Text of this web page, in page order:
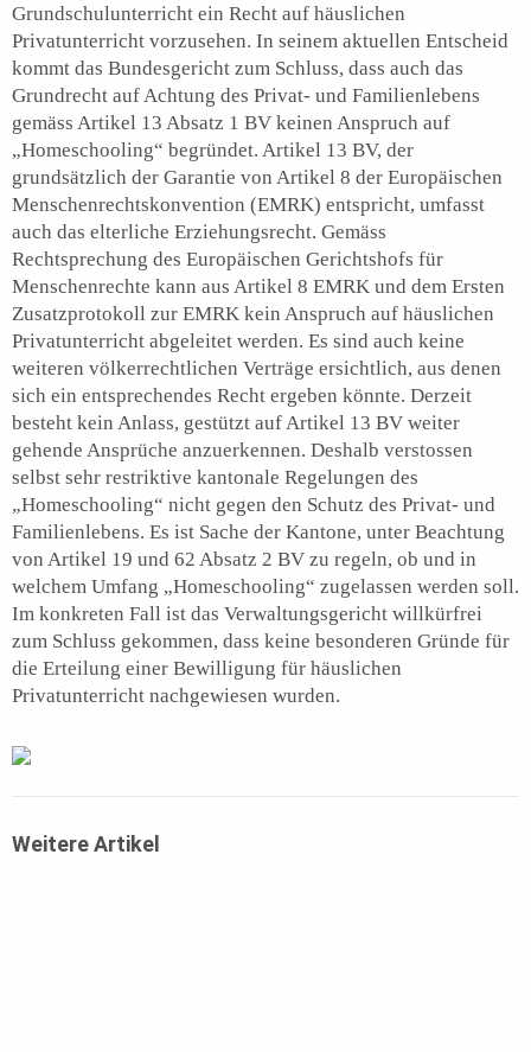
Grundschulunterricht ein Recht auf häuslichen
Privatunterricht vorzusehen. In seinem aktuellen Entscheid
kommt das Bundesgericht zum Schluss, dass auch das
Grundrecht auf Achtung des Privat- und Familienlebens
gemäss Artikel 13 Absatz 1 BV keinen Anspruch auf
„Homeschooling“ begründet. Artikel 13 BV, der
grundsätzlich der Garantie von Artikel 8 der Europäischen
Menschenrechtskonvention (EMRK) entspricht, umfasst
auch das elterliche Erziehungsrecht. Gemäss
Rechtsprechung des Europäischen Gerichtshofs für
Menschenrechte kann aus Artikel 8 EMRK und dem Ersten
Zusatzprotokoll zur EMRK kein Anspruch auf häuslichen
Privatunterricht abgeleitet werden. Es sind auch keine
weiteren völkerrechtlichen Verträge ersichtlich, aus denen
sich ein entsprechendes Recht ergeben könnte. Derzeit
besteht kein Anlass, gestützt auf Artikel 13 BV weiter
gehende Ansprüche anzuerkennen. Deshalb verstossen
selbst sehr restriktive kantonale Regelungen des
„Homeschooling“ nicht gegen den Schutz des Privat- und
Familienlebens. Es ist Sache der Kantone, unter Beachtung
von Artikel 19 und 62 Absatz 2 BV zu regeln, ob und in
welchem Umfang „Homeschooling“ zugelassen werden soll.
Im konkreten Fall ist das Verwaltungsgericht willkürfrei
zum Schluss gekommen, dass keine besonderen Gründe für
die Erteilung einer Bewilligung für häuslichen
Privatunterricht nachgewiesen wurden.
Weitere Artikel